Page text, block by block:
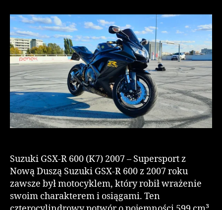
Suzuki GSX-R 600 (K7) 2007 – Supersport z
Nową Duszą Suzuki GSX-R 600 z 2007 roku
zawsze był motocyklem, który robił wrażenie
swoim charakterem i osiągami. Ten